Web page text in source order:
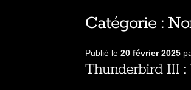
Catégorie :
Publié le20 février 2025
Thunderbird III